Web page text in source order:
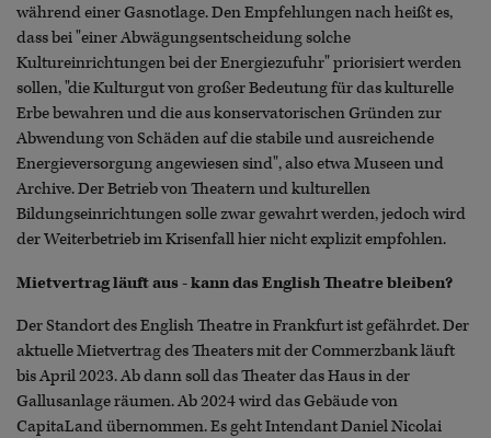
während einer Gasnotlage. Den Empfehlungen nach heißt es,
dass bei "einer Abwägungsentscheidung solche
Kultureinrichtungen bei der Energiezufuhr" priorisiert werden
sollen, "die Kulturgut von großer Bedeutung für das kulturelle
Erbe bewahren und die aus konservatorischen Gründen zur
Abwendung von Schäden auf die stabile und ausreichende
Energieversorgung angewiesen sind", also etwa Museen und
Archive. Der Betrieb von Theatern und kulturellen
Bildungseinrichtungen solle zwar gewahrt werden, jedoch wird
der Weiterbetrieb im Krisenfall hier nicht explizit empfohlen.
Mietvertrag läuft aus - kann das English Theatre bleiben?
Der Standort des English Theatre in Frankfurt ist gefährdet. Der
aktuelle Mietvertrag des Theaters mit der Commerzbank läuft
bis April 2023. Ab dann soll das Theater das Haus in der
Gallusanlage räumen. Ab 2024 wird das Gebäude von
CapitaLand übernommen. Es geht Intendant Daniel Nicolai